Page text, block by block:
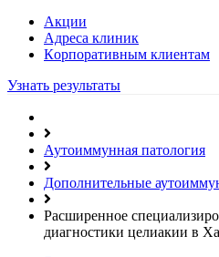
Акции
Адреса клиник
Кoрпоративным клиентам
Узнать результаты
Аутоиммунная патология
Дополнительные
Расширенное
диагностики целиакии в